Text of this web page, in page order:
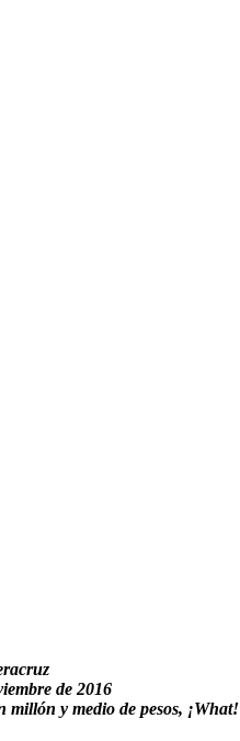
de 2016
y medio de pesos, ¡What!